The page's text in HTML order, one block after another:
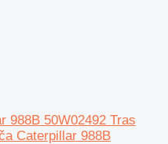
988B 50W02492 Tras
Caterpillar 988B